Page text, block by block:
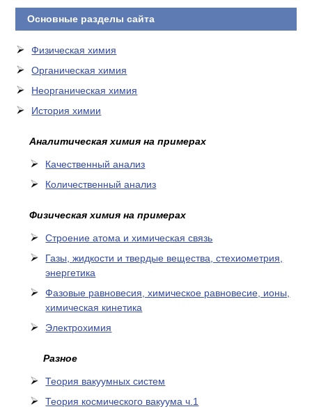
Основные разделы сайта
Физическая химия
Органическая химия
Неорганическая химия
История химии
Аналитическая химия на примерах
Качественный анализ
Количественный анализ
Физическая химия на примерах
Cтроение атома и химическая связь
Газы, жидкости и твердые вещества, стехиометрия,
энергетика
Фазовые равновесия, химическое равновесие, ионы,
химическая кинетика
Электрохимия
Разное
Теория вакуумных систем
Теория космического вакуума ч.1